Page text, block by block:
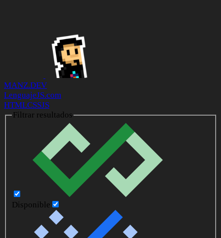
MANZ.DEV
LenguajeJS.com
HTMLCSSJS
Filtrar resultados
Disponible